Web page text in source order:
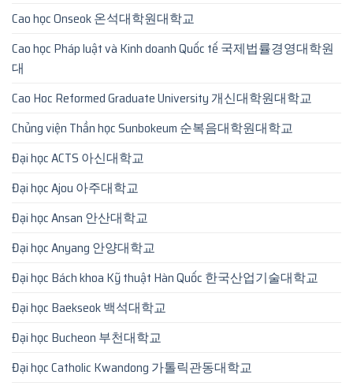
Cao học Onseok 온석대학원대학교
Cao học Pháp luật và Kinh doanh Quốc tế 국제법률경영대학원
대
Cao Hoc Reformed Graduate University 개신대학원대학교
Chủng viện Thần học Sunbokeum 순복음대학원대학교
Đại học ACTS 아신대학교
Đại học Ajou 아주대학교
Đại học Ansan 안산대학교
Đại học Anyang 안양대학교
Đại học Bách khoa Kỹ thuật Hàn Quốc 한국산업기술대학교
Đại học Baekseok 백석대학교
Đại học Bucheon 부천대학교
Đại học Catholic Kwandong 가톨릭관동대학교